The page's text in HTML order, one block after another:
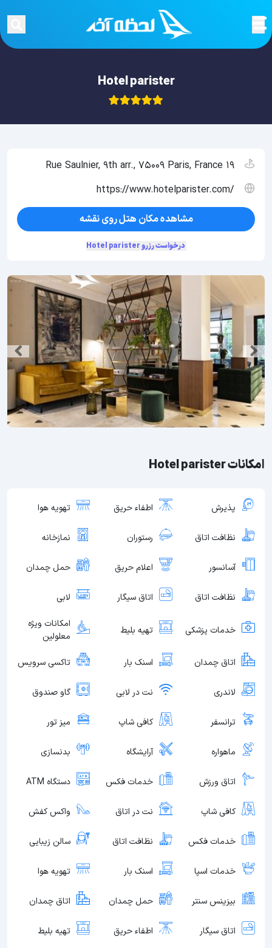
Hotel parister
امکانات Hotel parister
پذیرش اطفاء حریق تهویه هوا
نظافت اتاق رستوران نمازخانه
آسانسور اعلام حریق حمل چمدان
نظافت اتاق اتاق سیگار لابی
خدمات پزشکی تهیه بلیط
امکانات ویژه
معلولین
اتاق چمدان اسنک بار تاکسی سرویس
لاندری نت در لابی گاو صندوق
ترانسفر کافی شاپ میز تور
ماهواره آرایشگاه بدنسازی
اتاق ورزش خدمات فکس دستگاه ATM
کافی شاپ نت در اتاق واکس کفش
خدمات فکس نظافت اتاق سالن زیبایی
خدمات اسپا اسنک بار تهویه هوا
بیزینس سنتر حمل چمدان اتاق چمدان
اتاق سیگار اطفاء حریق تهیه بلیط
19 Rue Saulnier, 9th arr., 75009 Paris, France
https://www.hotelparister.com/
مشاهده مکان هتل روی نقشه
درخواست رزرو Hotel parister